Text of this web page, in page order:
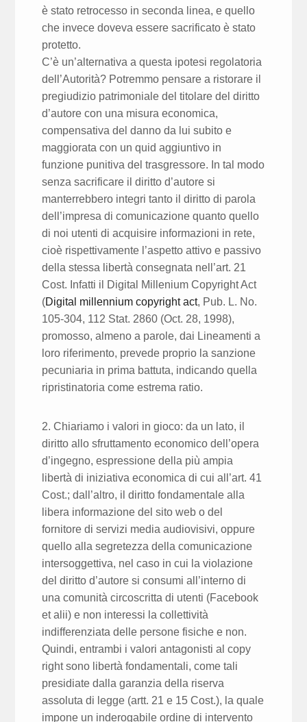
è stato retrocesso in seconda linea, e quello
che invece doveva essere sacrificato è stato
protetto.
C’è un’alternativa a questa ipotesi regolatoria
dell’Autorità? Potremmo pensare a ristorare il
pregiudizio patrimoniale del titolare del diritto
d’autore con una misura economica,
compensativa del danno da lui subito e
maggiorata con un quid aggiuntivo in
funzione punitiva del trasgressore. In tal modo
senza sacrificare il diritto d’autore si
manterrebbero integri tanto il diritto di parola
dell’impresa di comunicazione quanto quello
di noi utenti di acquisire informazioni in rete,
cioè rispettivamente l’aspetto attivo e passivo
della stessa libertà consegnata nell’art. 21
Cost. Infatti il Digital Millenium Copyright Act
(Digital millennium copyright act, Pub. L. No.
105-304, 112 Stat. 2860 (Oct. 28, 1998),
promosso, almeno a parole, dai Lineamenti a
loro riferimento, prevede proprio la sanzione
pecuniaria in prima battuta, indicando quella
ripristinatoria come estrema ratio.
2. Chiariamo i valori in gioco: da un lato, il
diritto allo sfruttamento economico dell’opera
d’ingegno, espressione della più ampia
libertà di iniziativa economica di cui all’art. 41
Cost.; dall’altro, il diritto fondamentale alla
libera informazione del sito web o del
fornitore di servizi media audiovisivi, oppure
quello alla segretezza della comunicazione
intersoggettiva, nel caso in cui la violazione
del diritto d’autore si consumi all’interno di
una comunità circoscritta di utenti (Facebook
et alii) e non interessi la collettività
indifferenziata delle persone fisiche e non.
Quindi, entrambi i valori antagonisti al copy
right sono libertà fondamentali, come tali
presidiate dalla garanzia della riserva
assoluta di legge (artt. 21 e 15 Cost.), la quale
impone un inderogabile ordine di intervento